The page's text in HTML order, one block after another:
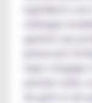
ingrédients
mélanges
garantit une
Squiz